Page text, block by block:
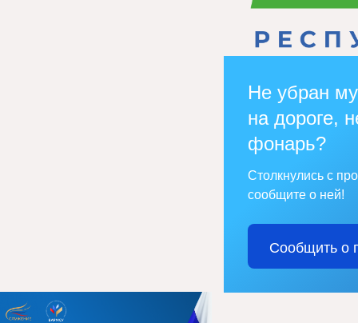
Не убран
на дороге,
фонарь?
Столкнулись с
сообщите о ней!
Сообщить о